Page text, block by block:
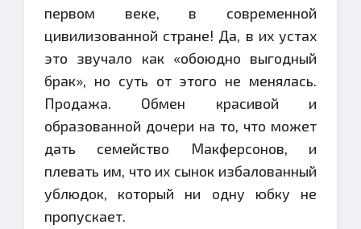
первом веке, в современной
цивилизованной стране! Да, в их устах
это звучало как «обоюдно выгодный
брак», но суть от этого не менялась.
Продажа. Обмен красивой и
образованной дочери на то, что может
дать семейство Макферсонов, и
плевать им, что их сынок избалованный
ублюдок, который ни одну юбку не
пропускает.